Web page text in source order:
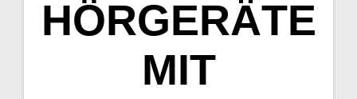
HÖRGERÄTE
MIT